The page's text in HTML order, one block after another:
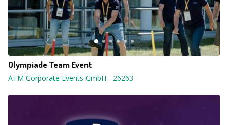
Olympiade Team Event
ATM Corporate Events GmbH - 26263